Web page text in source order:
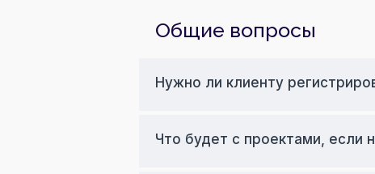
Общие вопросы
Нужно ли клиенту
Что будет с проектами, если